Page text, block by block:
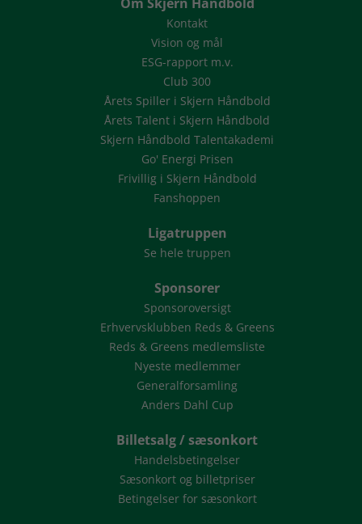
Kontakt
Vision og mål
ESG-rapport m.v.
Club 300
Årets Spiller i Skjern Håndbold
Årets Talent i Skjern Håndbold
Skjern Håndbold Talentakademi
Go' Energi Prisen
Frivillig i Skjern Håndbold
Fanshoppen
Ligatruppen
Se hele truppen
Sponsorer
Sponsoroversigt
Erhvervsklubben Reds & Greens
Reds & Greens medlemsliste
Nyeste medlemmer
Generalforsamling
Anders Dahl Cup
Billetsalg / sæsonkort
Handelsbetingelser
Sæsonkort og billetpriser
Betingelser for sæsonkort